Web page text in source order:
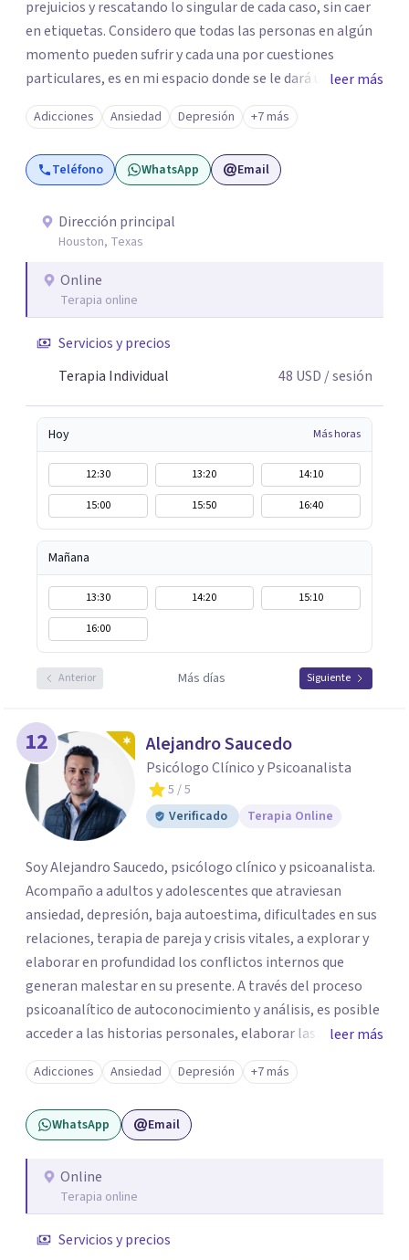
prejuicios y rescatando lo singular de cada caso, sin caer
en etiquetas. Considero que todas las personas en algún
momento pueden sufrir y cada una por cuestiones
particulares, es en mi espacio donde se le dará un lugar a
esas cuestiones singulares de cada uno, para luego
generar cambios. Soy una persona en constante
formación, actualmente curso seminarios, una
especialización en psicoanálisis y también investigo.
leer más
Adicciones Ansiedad Depresión +7 más
Teléfono WhatsApp Email
Dirección principal
Houston, Texas
Online
Terapia online
Servicios y precios
Terapia Individual
48 USD / sesión
Hoy Más horas
12:30 13:20
14:10
15:00
15:50 16:40
Mañana
13:30 14:20
15:10
16:00
Anterior Más días Siguiente
12 Alejandro Saucedo
Psicólogo Clínico y Psicoanalista
5 / 5
Verificado
Terapia Online
Soy Alejandro Saucedo, psicólogo clínico y psicoanalista.
Acompaño a adultos y adolescentes que atraviesan
ansiedad, depresión, baja autoestima, dificultades en sus
relaciones, terapia de pareja y crisis vitales, a explorar y
elaborar en profundidad los conflictos internos que
generan malestar en su presente. A través del proceso
psicoanalítico de autoconocimiento y análisis, es posible
acceder a las historias personales, elaborar las
experiencias del pasado y resignificarlas, liberando su
influencia para construir un futuro con mayor libertad y
autenticidad. La terapia psicoanalítica crea un espacio de
verbalización libre y sin filtros. A través de esta
exploran las vivencias que aún condicionan el presente, se
les otorga un nuevo sentido y se transforma su impacto
claridad sobre sí mismos, reducen significativamente su
leer más
Adicciones Ansiedad Depresión +7 más
WhatsApp Email
Online
Terapia online
Servicios y precios